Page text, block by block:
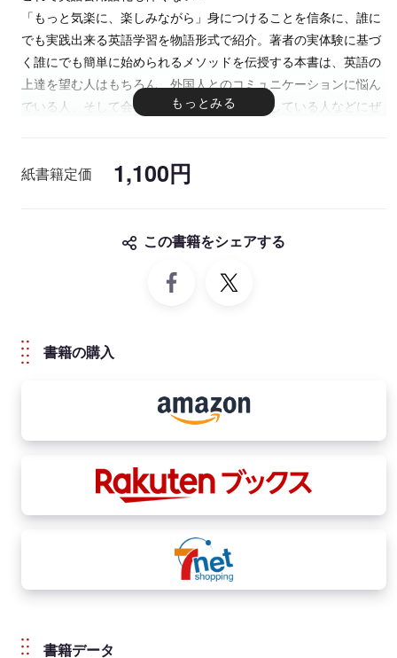
「もっと気楽に、楽しみながら」身につけることを信条に、誰に
でも実践出来る英語学習を物語形式で紹介。著者の実体験に基づ
く誰にでも簡単に始められるメソッドを伝授する本書は、英語の
上達を望む人はもちろん、外国人とのコミュニケーションに悩ん
でいる人、そして会社の英語公用語化で苦労している人などにぜ
紙書籍定価 1,100円
この書籍をシェアする
書籍の購入
書籍データ